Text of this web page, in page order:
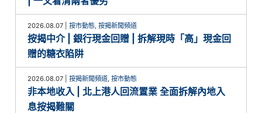
2026.08.07 |按市動態 ,按揭新聞頻道
按揭中介 | 銀行現金回贈 | 拆解現時「高」現金回
贈的糖衣陷阱
2026.08.07 |按揭新聞頻道 ,按市動態
非本地收入 | 北上港人回流置業 全面拆解內地入
息按揭難關